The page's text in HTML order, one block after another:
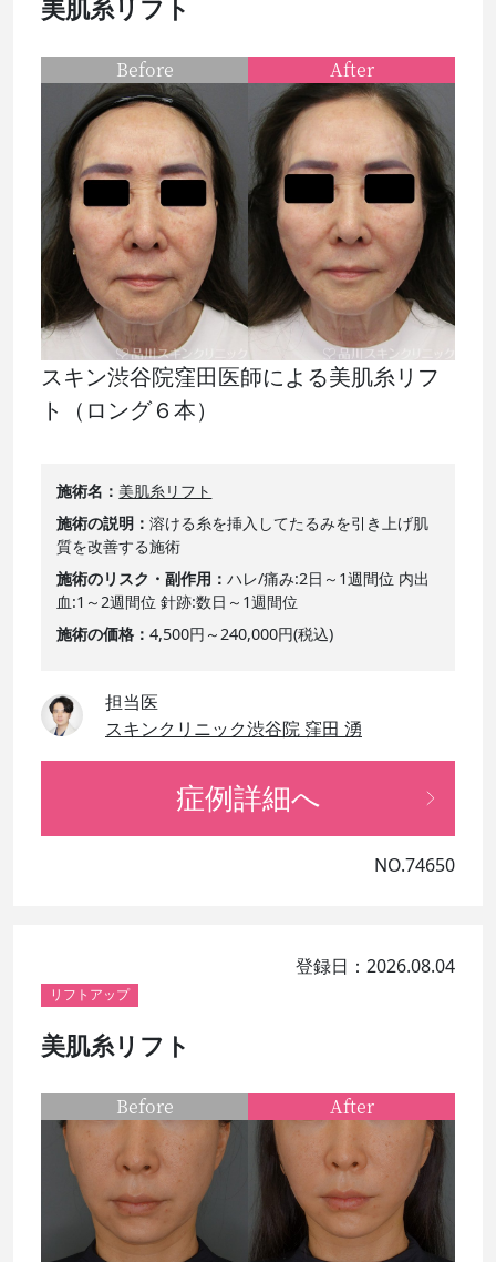
美肌糸リフト
スキン渋谷院窪田医師による美肌糸リフ
ト（ロング６本）
施術名
美肌糸リフト
施術の説明
溶ける糸を挿入してたるみを引き上げ肌
質を改善する施術
施術のリスク・副作用
ハレ/痛み:2日～1週間位 内出
血:1～2週間位 針跡:数日～1週間位
施術の価格
4,500円～240,000円(税込)
担当医
スキンクリニック渋谷院 窪田 湧
Before After
症例詳細へ
NO.74650
登録日：2026.08.04
リフトアップ
美肌糸リフト
Before After